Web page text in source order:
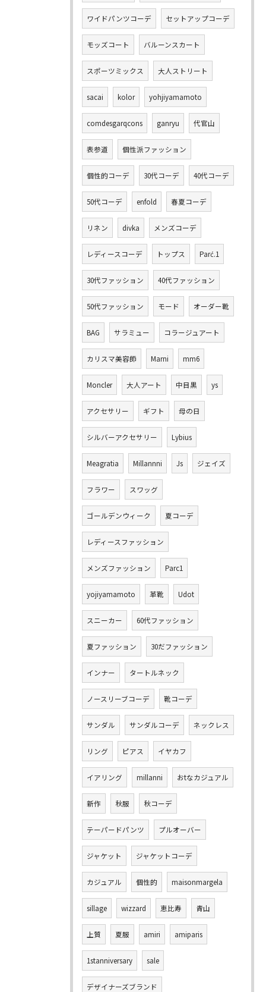
ワイドパンツコーデ セットアップコーデ
モッズコート バルーンスカート
スポーツミックス 大人ストリート
sacai kolor yohjiyamamoto
comdesgarqcons ganryu 代官山
表参道 個性派ファッション
個性的コーデ 30代コーデ 40代コーデ
50代コーデ enfold 春夏コーデ
リネン divka メンズコーデ
レディースコーデ トップス Parć.1
30代ファッション 40代ファッション
50代ファッション モード オーダー靴
BAG サラミュー コラージュアート
カリスマ美容師 Marni mm6
Moncler 大人アート 中目黒 ys
アクセサリー ギフト 母の日
シルバーアクセサリー Lybius
Meagratia Millannni Js ジェイズ
フラワー スワッグ
ゴールデンウィーク 夏コーデ
レディースファッション
メンズファッション Parc1
yojiyamamoto 革靴 Udot
スニーカー 60代ファッション
夏ファッション 30だファッション
インナー タートルネック
ノースリーブコーデ 靴コーデ
サンダル サンダルコーデ ネックレス
リング ピアス イヤカフ
イアリング millanni おtなカジュアル
新作 秋服 秋コーデ
テーパードパンツ プルオーバー
ジャケット ジャケットコーデ
カジュアル 個性的 maisonmargela
sillage wizzard 恵比寿 青山
上質 夏服 amiri amiparis
1stanniversary sale
デザイナーズブランド